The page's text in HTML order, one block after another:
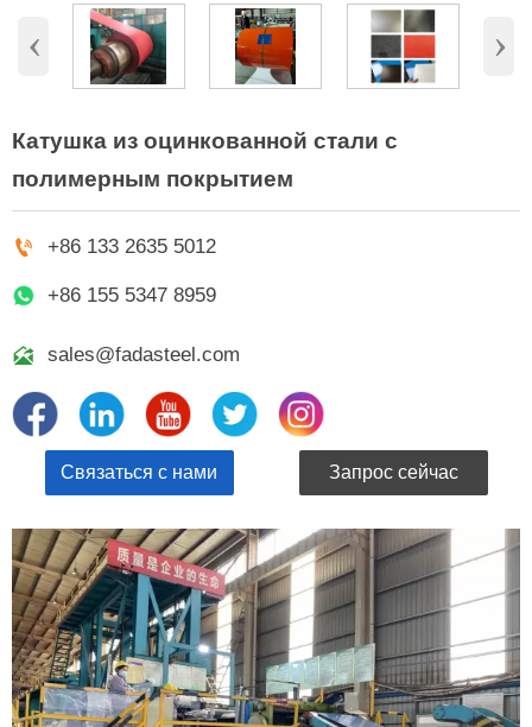
‹ ›
Катушка из оцинкованной стали с
полимерным покрытием
 +86 133 2635 5012
+86 155 5347 8959
 sales@fadasteel.com
Связаться с нами Запрос сейчас